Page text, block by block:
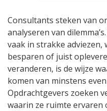
Consultants steken van
analyseren van
vaak in strakke adviezen,
besparen of juist
veranderen, is de wijze
komen van minstens
Opdrachtgevers zoeken
waarin ze ruimte ervaren